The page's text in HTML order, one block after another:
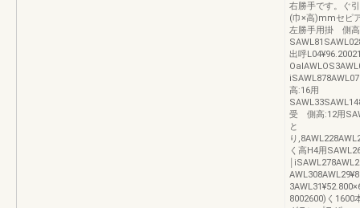
右勝手です。ぐ
(巾×高)mmセピ
左勝手用掛 側
出呼
高:16用
受 側高:12用
と
り
く高H4用
￨
8002600)く1600